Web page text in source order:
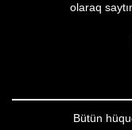
olaraq
Bütün